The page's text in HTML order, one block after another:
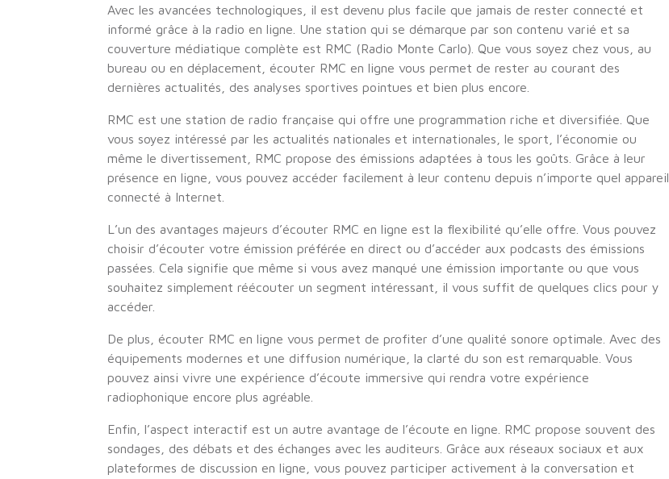
Avec les avancées technologiques, il est devenu plus facile que jamais de rester connecté et
informé grâce à la radio en ligne. Une station qui se démarque par son contenu varié et sa
couverture médiatique complète est RMC (Radio Monte Carlo). Que vous soyez chez vous, au
bureau ou en déplacement, écouter RMC en ligne vous permet de rester au courant des
dernières actualités, des analyses sportives pointues et bien plus encore.
RMC est une station de radio française qui offre une programmation riche et diversifiée. Que
vous soyez intéressé par les actualités nationales et internationales, le sport, l’économie ou
même le divertissement, RMC propose des émissions adaptées à tous les goûts. Grâce à leur
présence en ligne, vous pouvez accéder facilement à leur contenu depuis n’importe quel appareil
connecté à Internet.
L’un des avantages majeurs d’écouter RMC en ligne est la flexibilité qu’elle offre. Vous pouvez
choisir d’écouter votre émission préférée en direct ou d’accéder aux podcasts des émissions
passées. Cela signifie que même si vous avez manqué une émission importante ou que vous
souhaitez simplement réécouter un segment intéressant, il vous suffit de quelques clics pour y
accéder.
De plus, écouter RMC en ligne vous permet de profiter d’une qualité sonore optimale. Avec des
équipements modernes et une diffusion numérique, la clarté du son est remarquable. Vous
pouvez ainsi vivre une expérience d’écoute immersive qui rendra votre expérience
radiophonique encore plus agréable.
Enfin, l’aspect interactif est un autre avantage de l’écoute en ligne. RMC propose souvent des
sondages, des débats et des échanges avec les auditeurs. Grâce aux réseaux sociaux et aux
plateformes de discussion en ligne, vous pouvez participer activement à la conversation et